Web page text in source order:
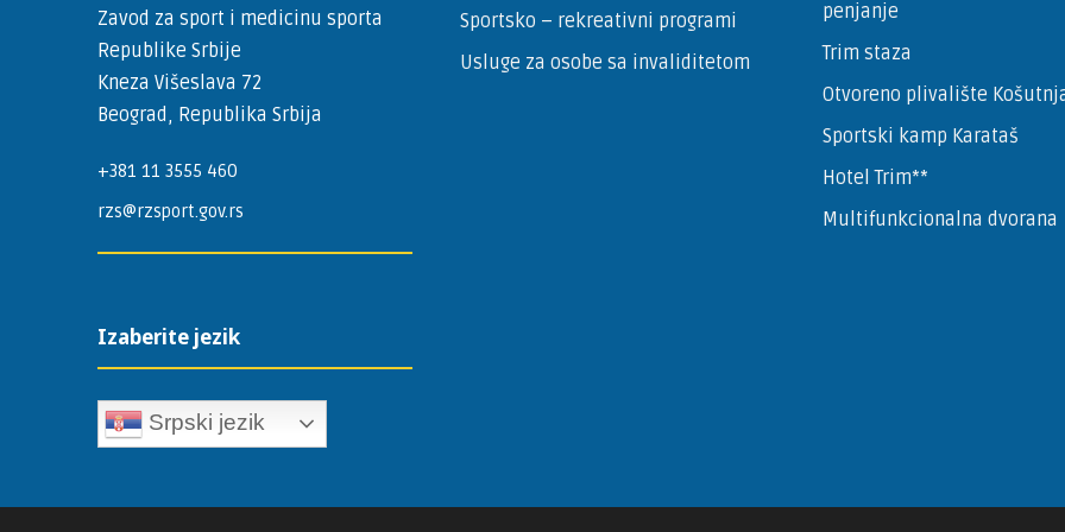
Zavod za sport i medicinu sporta
Republike Srbije
Kneza Višeslava 72
Beograd, Republika Srbija
+381 11 3555 460
rzs@rzsport.gov.rs
Izaberite jezik
Srpski jezik
Sportsko – ­rekreativni programi
Usluge za osobe sa invaliditetom
penjanje
Trim staza
Otvoreno plivalište
Sportski kamp Karataš
Hotel Trim**
Multifunkcionalna dvorana